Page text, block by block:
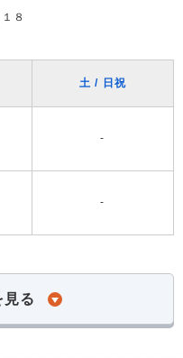
８
土 / 日祝
-
-
見る